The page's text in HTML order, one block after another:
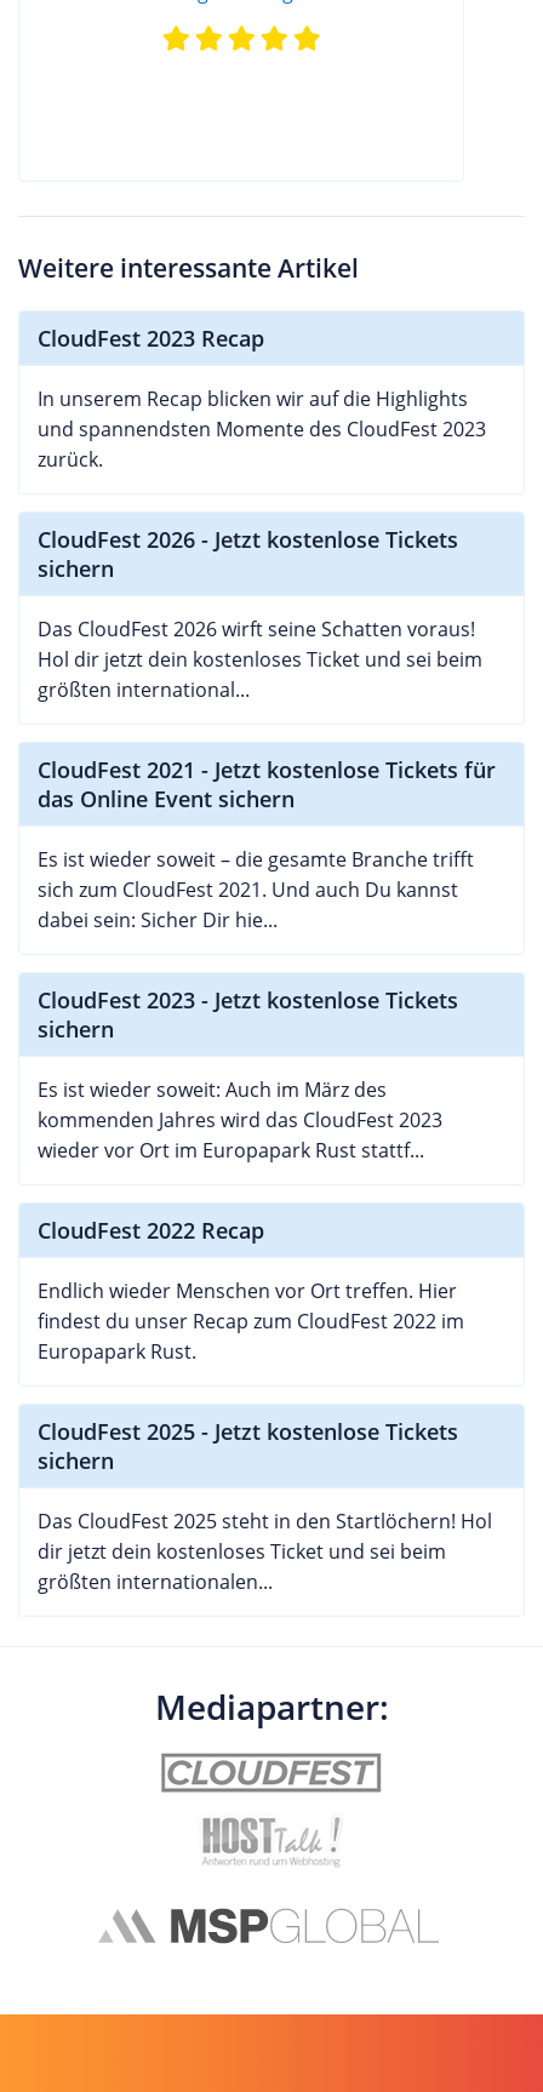
Weitere interessante Artikel
CloudFest 2023 Recap
In unserem Recap blicken wir auf die Highlights
und spannendsten Momente des CloudFest 2023
zurück.
CloudFest 2026 - Jetzt kostenlose Tickets
sichern
Das CloudFest 2026 wirft seine Schatten voraus!
Hol dir jetzt dein kostenloses Ticket und sei beim
größten international...
CloudFest 2021 - Jetzt kostenlose Tickets für
das Online Event sichern
Es ist wieder soweit – die gesamte Branche trifft
sich zum CloudFest 2021. Und auch Du kannst
dabei sein: Sicher Dir hie...
CloudFest 2023 - Jetzt kostenlose Tickets
sichern
Es ist wieder soweit: Auch im März des
kommenden Jahres wird das CloudFest 2023
wieder vor Ort im Europapark Rust stattf...
CloudFest 2022 Recap
Endlich wieder Menschen vor Ort treffen. Hier
findest du unser Recap zum CloudFest 2022 im
Europapark Rust.
CloudFest 2025 - Jetzt kostenlose Tickets
sichern
Das CloudFest 2025 steht in den Startlöchern! Hol
dir jetzt dein kostenloses Ticket und sei beim
größten internationalen...
Mediapartner: